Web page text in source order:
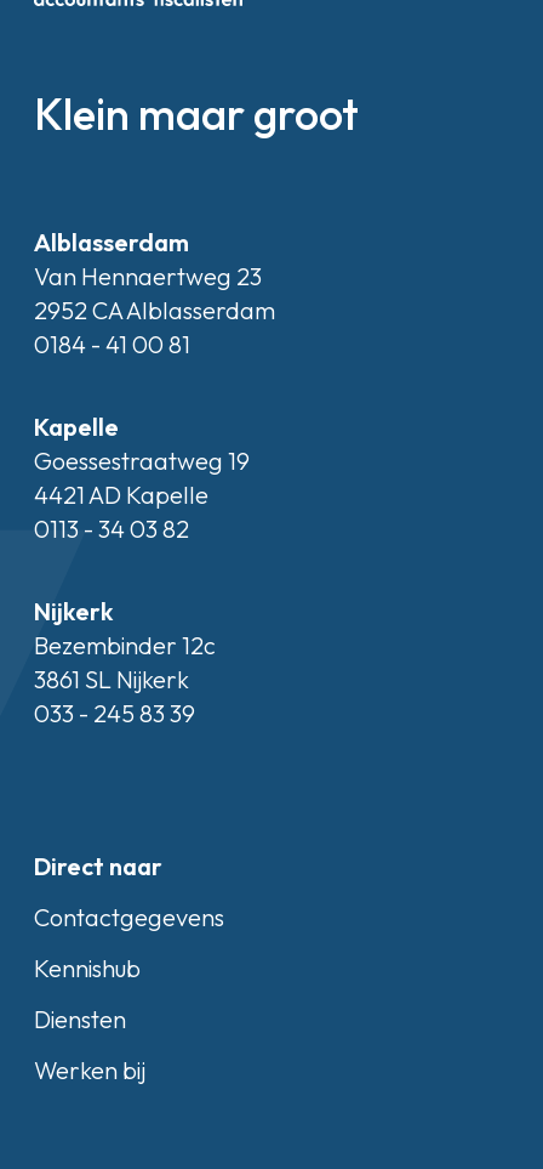
Klein maar groot
Alblasserdam
Van Hennaertweg 23
2952 CA Alblasserdam
0184 - 41 00 81
Kapelle
Goessestraatweg 19
4421 AD Kapelle
0113 - 34 03 82
Nijkerk
Bezembinder 12c
3861 SL Nijkerk
033 - 245 83 39
Direct naar
Contactgegevens
Kennishub
Diensten
Werken bij